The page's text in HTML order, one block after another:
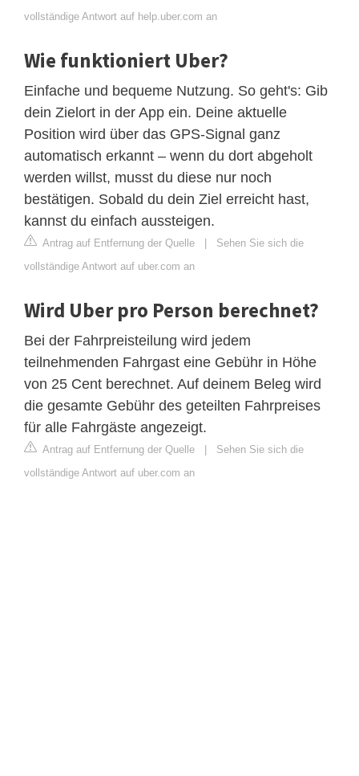
vollständige Antwort auf help.uber.com an
Wie funktioniert Uber?
Einfache und bequeme Nutzung. So geht's: Gib
dein Zielort in der App ein. Deine aktuelle
Position wird über das GPS-Signal ganz
automatisch erkannt – wenn du dort abgeholt
werden willst, musst du diese nur noch
bestätigen. Sobald du dein Ziel erreicht hast,
kannst du einfach aussteigen.
Antrag auf Entfernung der Quelle | Sehen Sie sich die
vollständige Antwort auf uber.com an
Wird Uber pro Person berechnet?
Bei der Fahrpreisteilung wird jedem
teilnehmenden Fahrgast eine Gebühr in Höhe
von 25 Cent berechnet. Auf deinem Beleg wird
die gesamte Gebühr des geteilten Fahrpreises
für alle Fahrgäste angezeigt.
Antrag auf Entfernung der Quelle | Sehen Sie sich die
vollständige Antwort auf uber.com an